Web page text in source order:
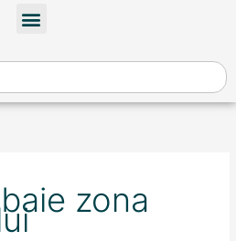
Meniu
zona